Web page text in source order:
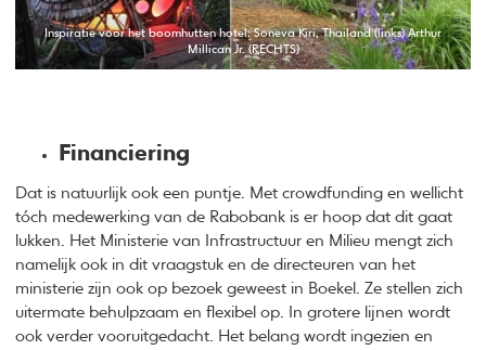
Inspiratie voor het boomhutten hotel: Soneva Kiri, Thailand (links) Arthur
Millican Jr. (RECHTS)
Financiering
Dat is natuurlijk ook een puntje. Met crowdfunding en wellicht
tóch medewerking van de Rabobank is er hoop dat dit gaat
lukken. Het Ministerie van Infrastructuur en Milieu mengt zich
namelijk ook in dit vraagstuk en de directeuren van het
ministerie zijn ook op bezoek geweest in Boekel. Ze stellen zich
uitermate behulpzaam en flexibel op. In grotere lijnen wordt
ook verder vooruitgedacht. Het belang wordt ingezien en